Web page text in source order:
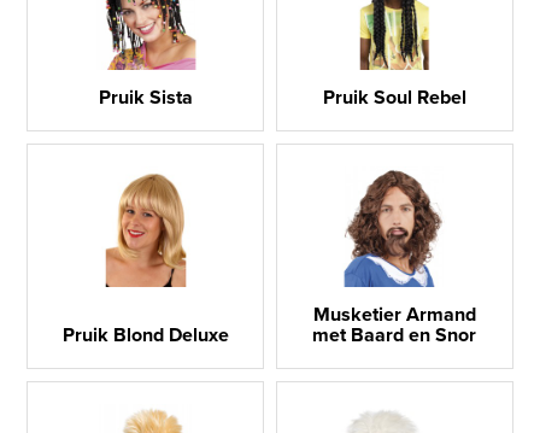
Pruik Sista Pruik Soul Rebel
Pruik Blond Deluxe
Musketier Armand
met Baard en Snor